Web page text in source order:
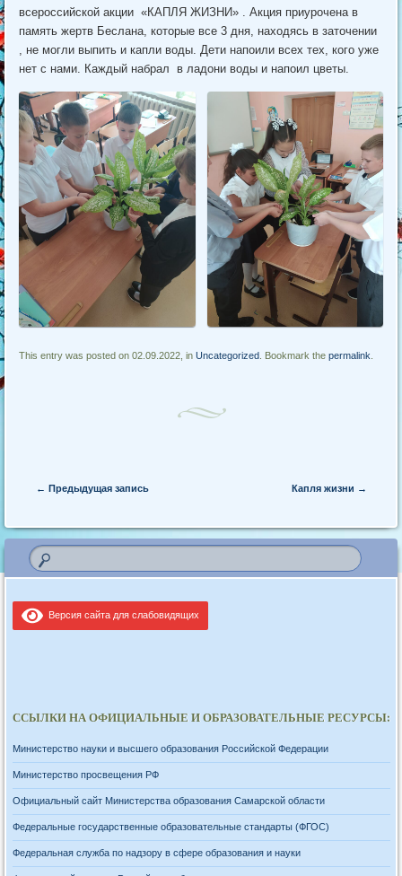
всероссийской акции «КАПЛЯ ЖИЗНИ» . Акция приурочена в
память жертв Беслана, которые все 3 дня, находясь в заточении
, не могли выпить и капли воды. Дети напоили всех тех, кого уже
нет с нами. Каждый набрал в ладони воды и напоил цветы.
This entry was posted on 02.09.2022, inUncategorized . Bookmark thepermalink
Post navigation
← Предыдущая запись Капля жизни →
Версия сайта для слабовидящих
ССЫЛКИ НА ОФИЦИАЛЬНЫЕ И ОБРАЗОВАТЕЛЬНЫЕ РЕСУРСЫ:
Министерство науки и высшего образования Российской Федерации
Министерство просвещения РФ
Официальный сайт Министерства образования Самарской области
Федеральные государственные образовательные стандарты (ФГОС)
Федеральная служба по надзору в сфере образования и науки